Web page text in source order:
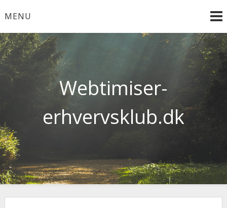
toMENU
Webtimiser-
erhvervsklub.dk